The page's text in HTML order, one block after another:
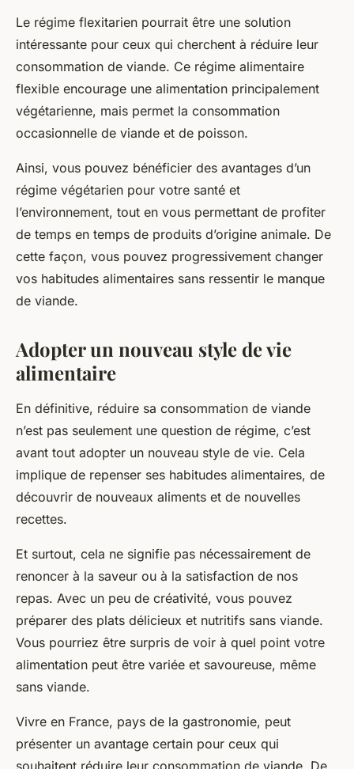
Le régime flexitarien pourrait être une solution
intéressante pour ceux qui cherchent à réduire leur
consommation de viande. Ce régime alimentaire
flexible encourage une alimentation principalement
végétarienne, mais permet la consommation
occasionnelle de viande et de poisson.
Ainsi, vous pouvez bénéficier des avantages d’un
régime végétarien pour votre santé et
l’environnement, tout en vous permettant de profiter
de temps en temps de produits d’origine animale. De
cette façon, vous pouvez progressivement changer
vos habitudes alimentaires sans ressentir le manque
de viande.
Adopter un nouveau style de vie
alimentaire
En définitive, réduire sa consommation de viande
n’est pas seulement une question de régime, c’est
avant tout adopter un nouveau style de vie. Cela
implique de repenser ses habitudes alimentaires, de
découvrir de nouveaux aliments et de nouvelles
recettes.
Et surtout, cela ne signifie pas nécessairement de
renoncer à la saveur ou à la satisfaction de nos
repas. Avec un peu de créativité, vous pouvez
préparer des plats délicieux et nutritifs sans viande.
Vous pourriez être surpris de voir à quel point votre
alimentation peut être variée et savoureuse, même
sans viande.
Vivre en France, pays de la gastronomie, peut
présenter un avantage certain pour ceux qui
souhaitent réduire leur consommation de viande. De